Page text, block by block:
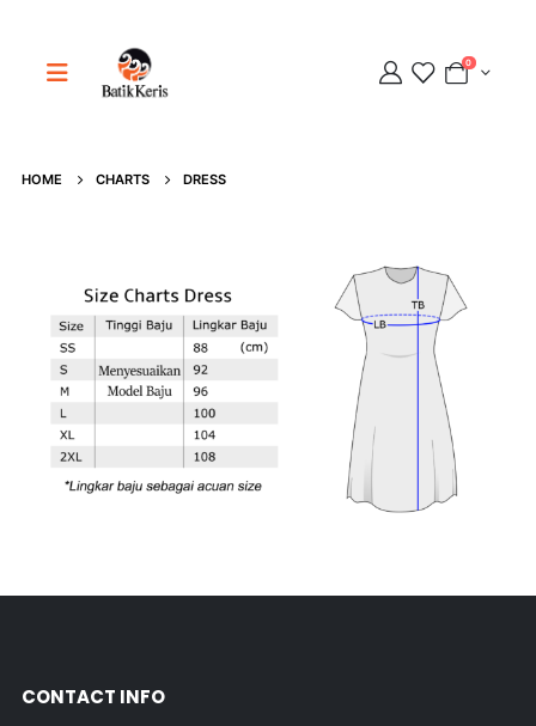
0
HOME CHARTS DRESS
CONTACT INFO